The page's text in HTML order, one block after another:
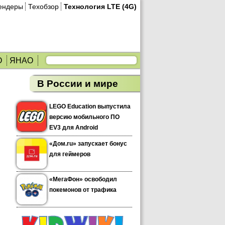
Техобзор Технология LTE (4G)
ЯНАО
В России и мире
LEGO Education выпустила
версию мобильного ПО
EV3 для Android
«Дом.ru» запускает бонус
для геймеров
«МегаФон» освободил
покемонов от трафика